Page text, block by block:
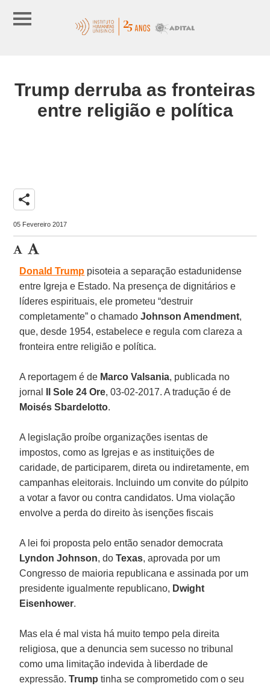
Trump derruba as fronteiras
entre religião e política
share
05 Fevereiro 2017
Donald Trump pisoteia a separação estadunidense
entre Igreja e Estado. Na presença de dignitários e
líderes espirituais, ele prometeu “destruir
completamente” o chamadoJohnson Amendment,
que, desde 1954, estabelece e regula com clareza a
fronteira entre religião e política.
A reportagem é de Marco Valsania, publicada no
jornal
Il Sole 24 Ore, 03-02-2017. A tradução é de
Moisés Sbardelotto.
A legislação proíbe organizações isentas de
impostos, como as Igrejas e as instituições de
caridade, de participarem, direta ou indiretamente, em
campanhas eleitorais. Incluindo um convite do púlpito
a votar a favor ou contra candidatos. Uma violação
envolve a perda do direito às isenções fiscais
A lei foi proposta pelo então senador democrata
Lyndon Johnson, doTexas, aprovada por um
Congresso de maioria republicana e assinada por um
presidente igualmente republicano, Dwight
Eisenhower.
Mas ela é mal vista há muito tempo pela direita
religiosa, que a denuncia sem sucesso no tribunal
como uma limitação indevida à liberdade de
expressão.Trump tinha se comprometido com o seu